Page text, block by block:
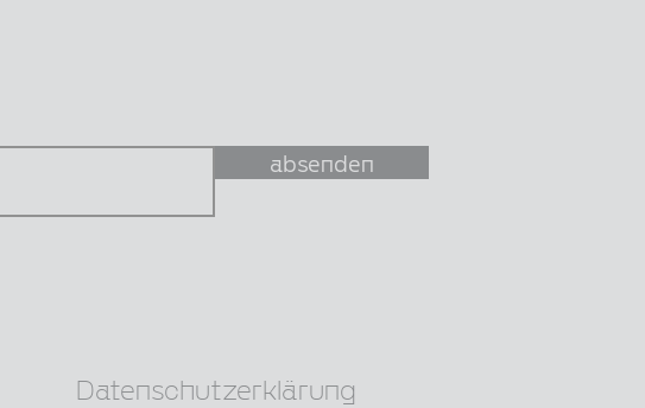
absenden
Datenschutzerklärung